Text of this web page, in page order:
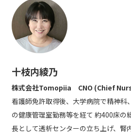
十枝内綾乃
株式会社Tomopiia CNO (Chief
看護師免許取得後、大学病院で精神科
の健康管理室勤務等を経て 約400床の
長として透析センターの立ち上げ、腎